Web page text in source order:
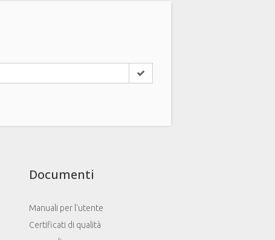
Documenti
Manuali per l'utente
Certificati di qualità